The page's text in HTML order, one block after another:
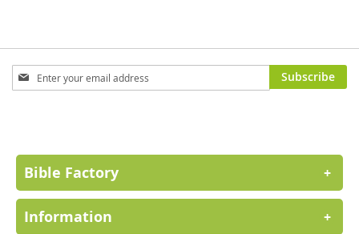
Sign
Up
Subscribe
Bible Factory +
Information +